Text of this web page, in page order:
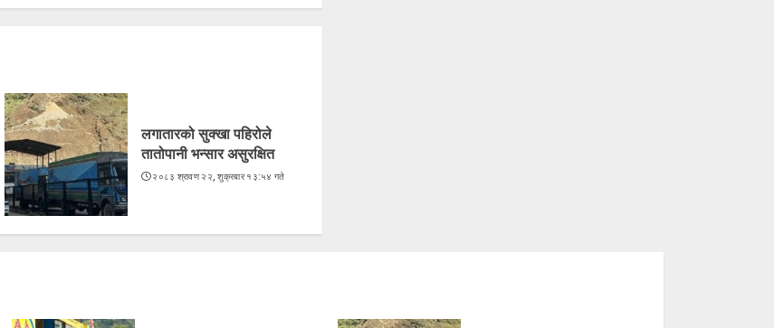
लगातारको सुक्खा पहिरोले
तातोपानी भन्सार असुरक्षित
२०८३ श्रावण २२, शुक्रबार १३:५४ गते